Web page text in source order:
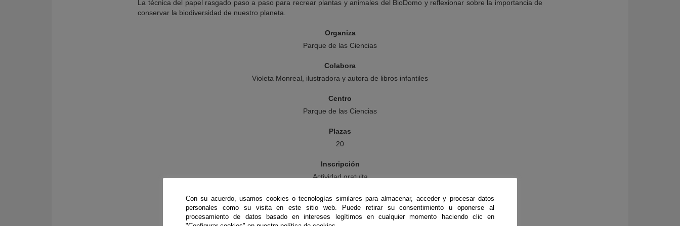
La técnica del papel rasgado paso a paso para recrear plantas y animales del BioDomo y reflexionar sobre la importancia de
conservar la biodiversidad de nuestro planeta.
Organiza
Parque de las Ciencias
Colabora
Violeta Monreal, ilustradora y autora de libros infantiles
Centro
Parque de las Ciencias
Plazas
20
Inscripción
Actividad gratuita
Más información
Edad recomendada: a partir de 8 años. Los menores deberán permanecer
acompañados de un adulto.
Con su acuerdo, usamos cookies o tecnologías similares para almacenar, acceder y procesar datos
personales como su visita en este sitio web. Puede retirar su consentimiento u oponerse al
procesamiento de datos basado en intereses legítimos en cualquier momento haciendo clic en